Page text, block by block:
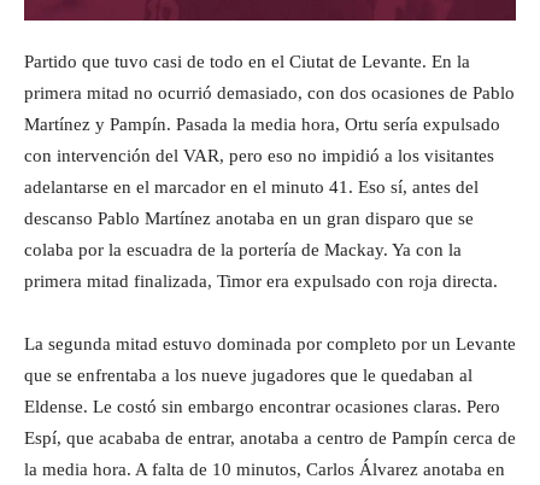
Partido que tuvo casi de todo en el Ciutat de Levante. En la
primera mitad no ocurrió demasiado, con dos ocasiones de Pablo
Martínez y Pampín. Pasada la media hora, Ortu sería expulsado
con intervención del VAR, pero eso no impidió a los visitantes
adelantarse en el marcador en el minuto 41. Eso sí, antes del
descanso Pablo Martínez anotaba en un gran disparo que se
colaba por la escuadra de la portería de Mackay. Ya con la
primera mitad finalizada, Timor era expulsado con roja directa.
La segunda mitad estuvo dominada por completo por un Levante
que se enfrentaba a los nueve jugadores que le quedaban al
Eldense. Le costó sin embargo encontrar ocasiones claras. Pero
Espí, que acababa de entrar, anotaba a centro de Pampín cerca de
la media hora. A falta de 10 minutos, Carlos Álvarez anotaba en